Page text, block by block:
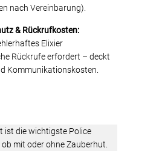
nach Vereinbarung).
& Rückrufkosten:
Elixier
Rückrufe erfordert – deckt
Kommunikationskosten.
ist die wichtigste Police
mit oder ohne Zauberhut.